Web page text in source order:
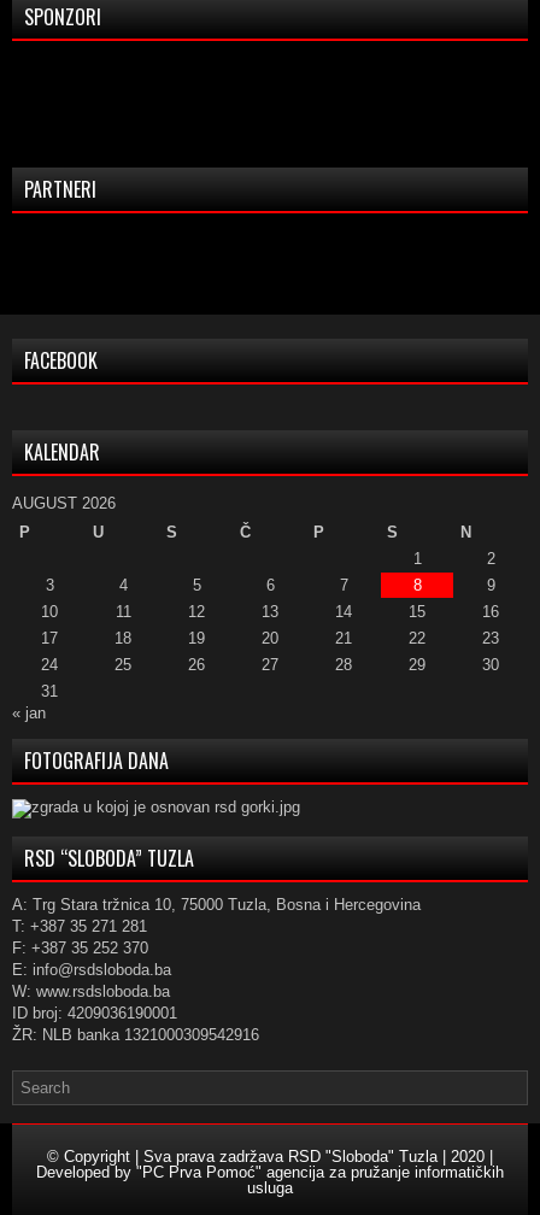
SPONZORI
PARTNERI
FACEBOOK
KALENDAR
AUGUST 2026
P
U S Č P S
N
1
2
3
4 5 6 7 8
9
10
11 12 13 14 15
16
17
18 19 20 21 22
23
24
25 26 27 28 29
30
31
« jan
FOTOGRAFIJA DANA
RSD “SLOBODA” TUZLA
A: Trg Stara tržnica 10, 75000 Tuzla, Bosna i Hercegovina
T: +387 35 271 281
F: +387 35 252 370
E: info@rsdsloboda.ba
W: www.rsdsloboda.ba
ID broj: 4209036190001
ŽR: NLB banka 1321000309542916
© Copyright | Sva prava zadržava RSD "Sloboda" Tuzla | 2020 |
Developed by "PC Prva Pomoć" agencija za pružanje informatičkih
usluga